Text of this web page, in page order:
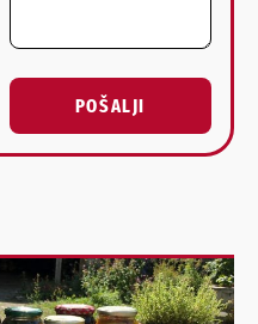
POŠALJI
Alternative: